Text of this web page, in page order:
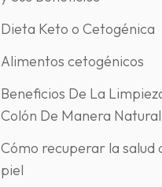
Dieta Keto o Cetogénica
Alimentos cetogénicos
Beneficios De La
Colón De Manera Natural
Cómo recuperar la salud
piel